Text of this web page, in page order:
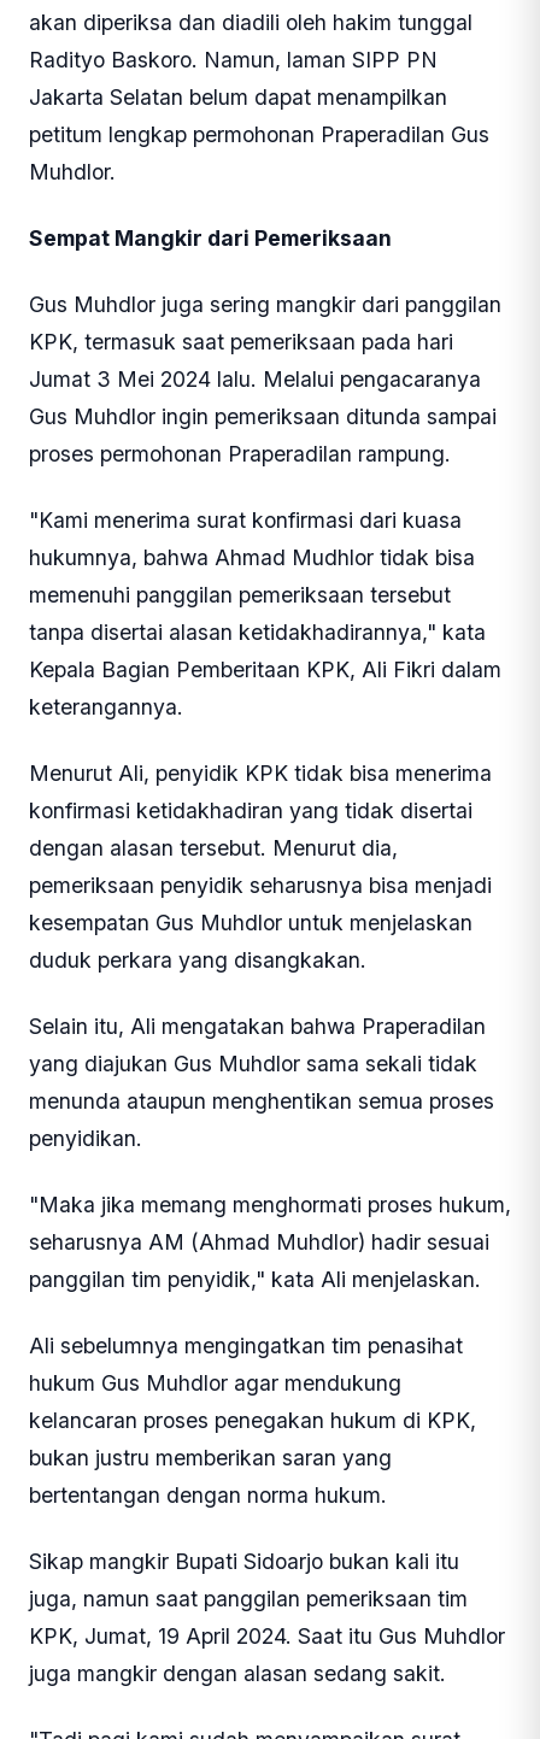
akan diperiksa dan diadili oleh hakim tunggal
Radityo Baskoro. Namun, laman SIPP PN
Jakarta Selatan belum dapat menampilkan
petitum lengkap permohonan Praperadilan Gus
Muhdlor.
Sempat Mangkir dari Pemeriksaan
Gus Muhdlor juga sering mangkir dari panggilan
KPK, termasuk saat pemeriksaan pada hari
Jumat 3 Mei 2024 lalu. Melalui pengacaranya
Gus Muhdlor ingin pemeriksaan ditunda sampai
proses permohonan Praperadilan rampung.
"Kami menerima surat konfirmasi dari kuasa
hukumnya, bahwa Ahmad Mudhlor tidak bisa
memenuhi panggilan pemeriksaan tersebut
tanpa disertai alasan ketidakhadirannya," kata
Kepala Bagian Pemberitaan KPK, Ali Fikri dalam
keterangannya.
Menurut Ali, penyidik KPK tidak bisa menerima
konfirmasi ketidakhadiran yang tidak disertai
dengan alasan tersebut. Menurut dia,
pemeriksaan penyidik seharusnya bisa menjadi
kesempatan Gus Muhdlor untuk menjelaskan
duduk perkara yang disangkakan.
Selain itu, Ali mengatakan bahwa Praperadilan
yang diajukan Gus Muhdlor sama sekali tidak
menunda ataupun menghentikan semua proses
penyidikan.
"Maka jika memang menghormati proses hukum,
seharusnya AM (Ahmad Muhdlor) hadir sesuai
panggilan tim penyidik," kata Ali menjelaskan.
Ali sebelumnya mengingatkan tim penasihat
hukum Gus Muhdlor agar mendukung
kelancaran proses penegakan hukum di KPK,
bukan justru memberikan saran yang
bertentangan dengan norma hukum.
Sikap mangkir Bupati Sidoarjo bukan kali itu
juga, namun saat panggilan pemeriksaan tim
KPK, Jumat, 19 April 2024. Saat itu Gus Muhdlor
juga mangkir dengan alasan sedang sakit.